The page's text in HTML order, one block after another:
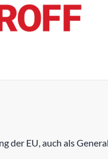
EU, auch als